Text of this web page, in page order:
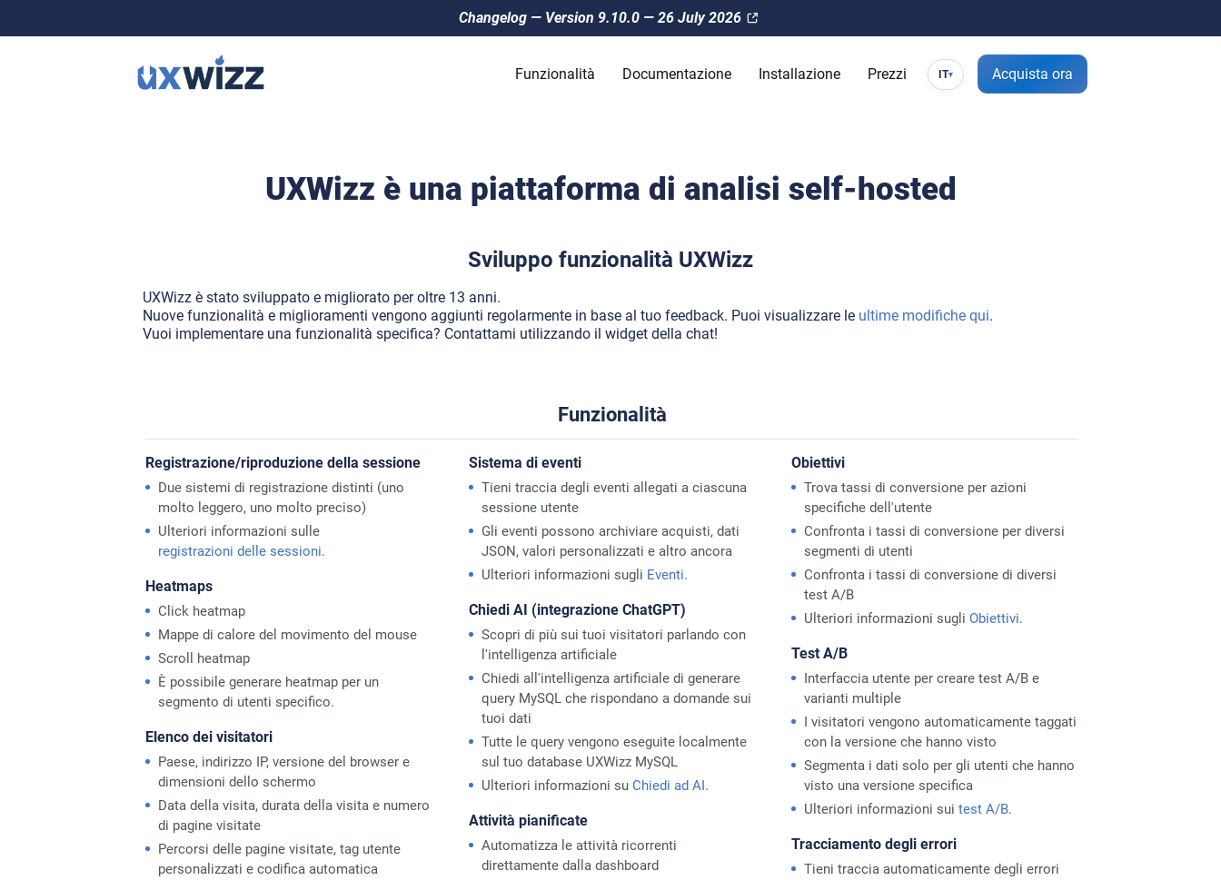
Changelog — Version 9.10.0 — 26 July 2026
Funzionalità Documentazione Installazione Prezzi IT▾ Acquista ora
UXWizz è una piattaforma di analisi self-hosted
Sviluppo funzionalità UXWizz
UXWizz è stato sviluppato e migliorato per oltre 13 anni.
Nuove funzionalità e miglioramenti vengono aggiunti regolarmente in base al tuo feedback. Puoi visualizzare le ultime modifiche qui.
Vuoi implementare una funzionalità specifica? Contattami utilizzando il widget della chat!
Funzionalità
Registrazione/riproduzione della sessione
Due sistemi di registrazione distinti (uno
molto leggero, uno molto preciso)
Ulteriori informazioni sulle
registrazioni delle sessioni.
Heatmaps
Click heatmap
Mappe di calore del movimento del mouse
Scroll heatmap
È possibile generare heatmap per un
segmento di utenti specifico.
Elenco dei visitatori
Paese, indirizzo IP, versione del browser e
dimensioni dello schermo
Data della visita, durata della visita e numero
di pagine visitate
Percorsi delle pagine visitate, tag utente
personalizzati e codifica automatica
Sistema di eventi
Tieni traccia degli eventi allegati a ciascuna
sessione utente
Gli eventi possono archiviare acquisti, dati
JSON, valori personalizzati e altro ancora
Ulteriori informazioni sugli Eventi.
Chiedi AI (integrazione ChatGPT)
Scopri di più sui tuoi visitatori parlando con
l'intelligenza artificiale
Chiedi all'intelligenza artificiale di generare
query MySQL che rispondano a domande sui
tuoi dati
Tutte le query vengono eseguite localmente
sul tuo database UXWizz MySQL
Ulteriori informazioni su Chiedi ad AI.
Attività pianificate
Automatizza le attività ricorrenti
direttamente dalla dashboard
Obiettivi
Trova tassi di conversione per azioni
specifiche dell'utente
Confronta i tassi di conversione per diversi
segmenti di utenti
Confronta i tassi di conversione di diversi
test A/B
Ulteriori informazioni sugliObiettivi.
Test A/B
Interfaccia utente per creare test A/B e
varianti multiple
I visitatori vengono automaticamente taggati
con la versione che hanno visto
Segmenta i dati solo per gli utenti che hanno
visto una versione specifica
Ulteriori informazioni suitest A/B.
Tracciamento degli errori
Tieni traccia automaticamente degli errori